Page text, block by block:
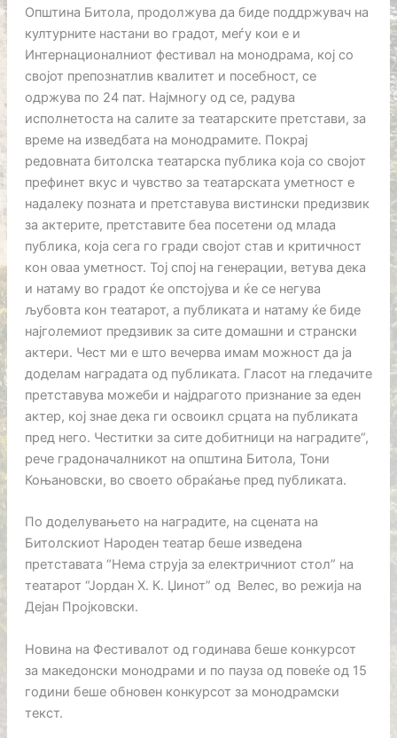
Општина Битола, продолжува да биде поддржувач на
културните настани во градот, меѓу кои е и
Интернационалниот фестивал на монодрама, кој со
својот препознатлив квалитет и посебност, се
одржува по 24 пат. Најмногу од се, радува
исполнетоста на салите за театарските претстави, за
време на изведбата на монодрамите. Покрај
редовната битолска театарска публика која со својот
префинет вкус и чувство за театарската уметност е
надалеку позната и претставува вистински предизвик
за актерите, претставите беа посетени од млада
публика, која сега го гради својот став и критичност
кон оваа уметност. Тој спој на генерации, ветува дека
и натаму во градот ќе опстојува и ќе се негува
љубовта кон театарот, а публиката и натаму ќе биде
најголемиот предзивик за сите домашни и странски
актери. Чест ми е што вечерва имам можност да ја
доделам наградата од публиката. Гласот на гледачите
претставува можеби и најдрагото признание за еден
актер, кој знае дека ги освоикл срцата на публиката
пред него. Честитки за сите добитници на наградите“,
рече градоначалникот на општина Битола, Тони
Коњановски, во своето обраќање пред публиката.
По доделувањето на наградите, на сцената на
Битолскиот Народен театар беше изведена
претставата “Нема струја за електричниот стол” на
театарот “Јордан Х. К. Џинот” од Велес, во режија на
Дејан Пројковски.
Новина на Фестивалот од годинава беше конкурсот
за македонски монодрами и по пауза од повеќе од 15
години беше обновен конкурсот за монодрамски
текст.